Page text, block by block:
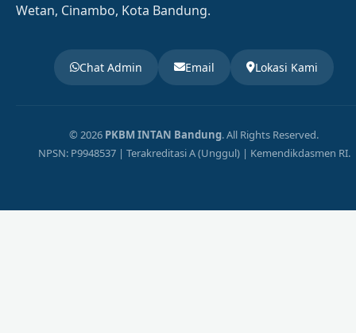
Wetan, Cinambo, Kota Bandung.
Chat Admin Email Lokasi Kami
© 2026 PKBM INTAN Bandung. All Rights Reserved.
NPSN: P9948537 | Terakreditasi A (Unggul) | Kemendikdasmen RI.